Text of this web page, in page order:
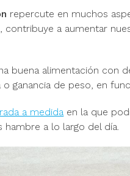
repercute en muchos
a aumentar
buena alimentación con
ganancia de peso, en
a medidaen la que
hambre a lo largo del día.